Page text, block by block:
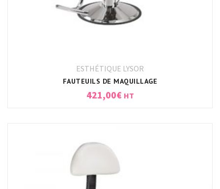
ESTHÉTIQUE LYSOR
FAUTEUILS DE MAQUILLAGE
421,00€ HT